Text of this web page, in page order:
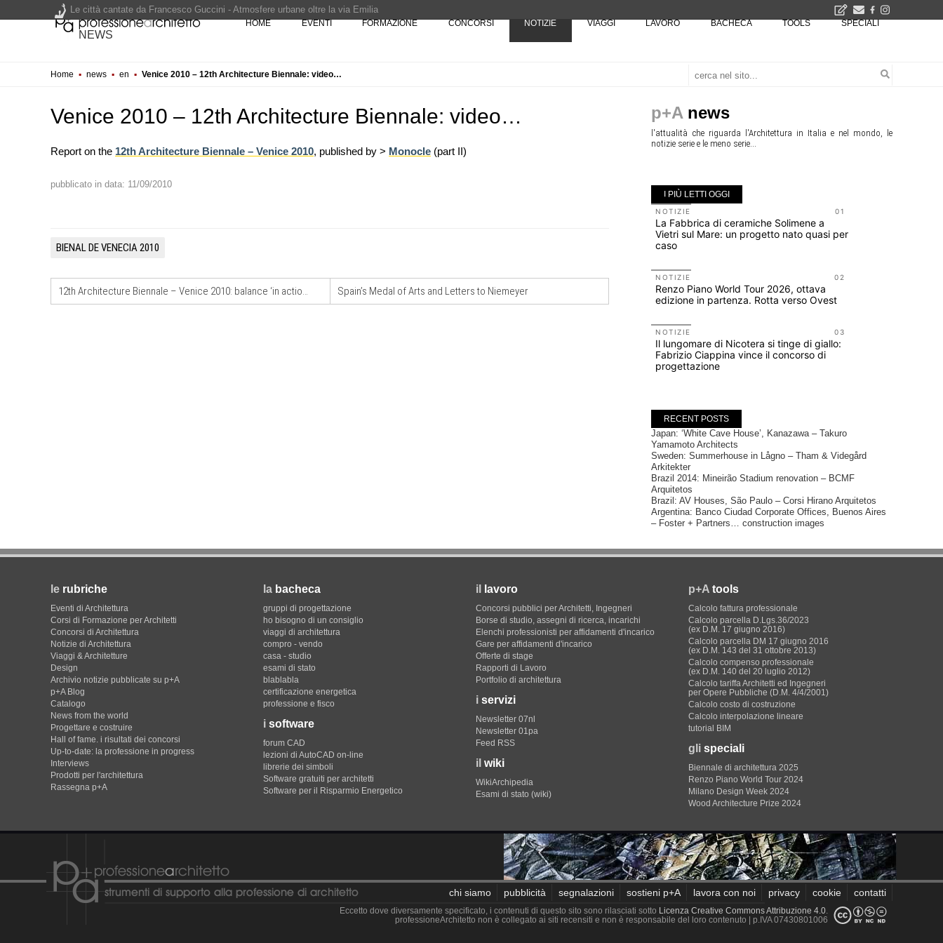
NEWS
HOME EVENTI FORMAZIONE CONCORSI NOTIZIE VIAGGI LAVORO BACHECA TOOLS SPECIALI
Home ▪ news ▪ en ▪ Venice 2010 – 12th Architecture Biennale: video…
Venice 2010 – 12th Architecture Biennale: video…
Report on the 12th Architecture Biennale – Venice 2010, published by > Monocle (part II)
pubblicato in data: 11/09/2010
BIENAL DE VENECIA 2010
Spain’s Medal of Arts and Letters to Niemeyer
12th Architecture Biennale – Venice 2010: balance ‘in action’, Ensamble Studio
p+A news
l'attualità che riguarda l'Architettura in Italia e nel mondo, le
notizie serie e le meno serie...
I PIÙ LETTI OGGI
08
FORMAZIONE
I Cantieri by LandWorks 2026,
11
UP-TO-DATE
Riforma delle professioni, ok al Senato:
novità su abilitazione, competenze,
01
NOTIZIE
La Fabbrica di ceramiche Solimene a
Vietri sul Mare: un progetto nato quasi per
caso
02
NOTIZIE
Renzo Piano World Tour 2026, ottava
edizione in partenza. Rotta verso Ovest
03
NOTIZIE
Il lungomare di Nicotera si tinge di giallo:
Fabrizio Ciappina vince il concorso di
progettazione
RECENT POSTS
Japan: ‘White Cave House’, Kanazawa – Takuro
Yamamoto Architects
Sweden: Summerhouse in Lågno – Tham & Videgård
Arkitekter
Brazil 2014: Mineirão Stadium renovation – BCMF
Arquitetos
Brazil: AV Houses, São Paulo – Corsi Hirano Arquitetos
Argentina: Banco Ciudad Corporate Offices, Buenos Aires
– Foster + Partners… construction images
le rubriche
Eventi di Architettura
Corsi di Formazione per Architetti
Concorsi di Architettura
Notizie di Architettura
Viaggi & Architetture
Design
Archivio notizie pubblicate su p+A
p+A Blog
Catalogo
News from the world
Progettare e costruire
Hall of fame. i risultati dei concorsi
Up-to-date: la professione in progress
Interviews
Prodotti per l'architettura
Rassegna p+A
la bacheca
gruppi di progettazione
ho bisogno di un consiglio
viaggi di architettura
compro - vendo
casa - studio
esami di stato
blablabla
certificazione energetica
professione e fisco
i software
forum CAD
lezioni di AutoCAD on-line
librerie dei simboli
Software gratuiti per architetti
Software per il Risparmio Energetico
il lavoro
Concorsi pubblici per Architetti, Ingegneri
Borse di studio, assegni di ricerca, incarichi
Elenchi professionisti per affidamenti d'incarico
Gare per affidamenti d'incarico
Offerte di stage
Rapporti di Lavoro
Portfolio di architettura
i servizi
Newsletter 07nl
Newsletter 01pa
Feed RSS
il wiki
WikiArchipedia
Esami di stato (wiki)
p+A tools
Calcolo fattura professionale
Calcolo parcella D.Lgs.36/2023
(ex D.M. 17 giugno 2016)
Calcolo parcella DM 17 giugno 2016
(ex D.M. 143 del 31 ottobre 2013)
Calcolo compenso professionale
(ex D.M. 140 del 20 luglio 2012)
Calcolo tariffa Architetti ed Ingegneri
per Opere Pubbliche (D.M. 4/4/2001)
Calcolo costo di costruzione
Calcolo interpolazione lineare
tutorial BIM
gli speciali
Biennale di architettura 2025
Renzo Piano World Tour 2024
Milano Design Week 2024
Wood Architecture Prize 2024
chi siamo pubblicità segnalazioni sostieni p+A lavora con noi privacy cookie contatti
Eccetto dove diversamente specificato, i contenuti di questo sito sono rilasciati sotto Licenza Creative Commons Attribuzione 4.0.
professioneArchitetto non è collegato ai siti recensiti e non è responsabile del loro contenuto
| p.IVA 07430801006
Le città cantate da Francesco Guccini - Atmosfere urbane oltre la via Emilia
Renzo Piano World Tour 2026, ottava edizione in partenza. Rotta verso Ovest - Europa, Stati Uniti e Canada | 22 agosto > 30 settembre 2026